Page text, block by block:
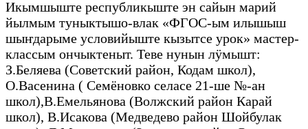
Икымшыште республикыште эн сайын марий
йылмым туныктышо-влак «ФГОС-ым илышыш
шыҥдарыме условийыште кызытсе урок» мастер-
классым ончыктеныт. Теве нунын лӱмышт:
З.Беляева (Советский район, Кодам школ),
О.Васенина ( Семёновко селасе 21-ше №-ан
школ),В.Емельянова (Волжский район Карай
школ), В.Исакова (Медведево район Шойбулак